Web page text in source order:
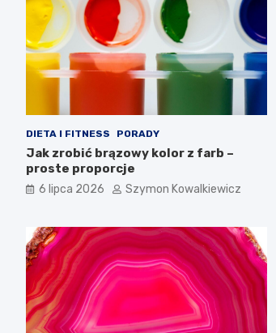
DIETA I FITNESS PORADY
Jak zrobić brązowy kolor z farb –
proste proporcje
6 lipca 2026 Szymon Kowalkiewicz